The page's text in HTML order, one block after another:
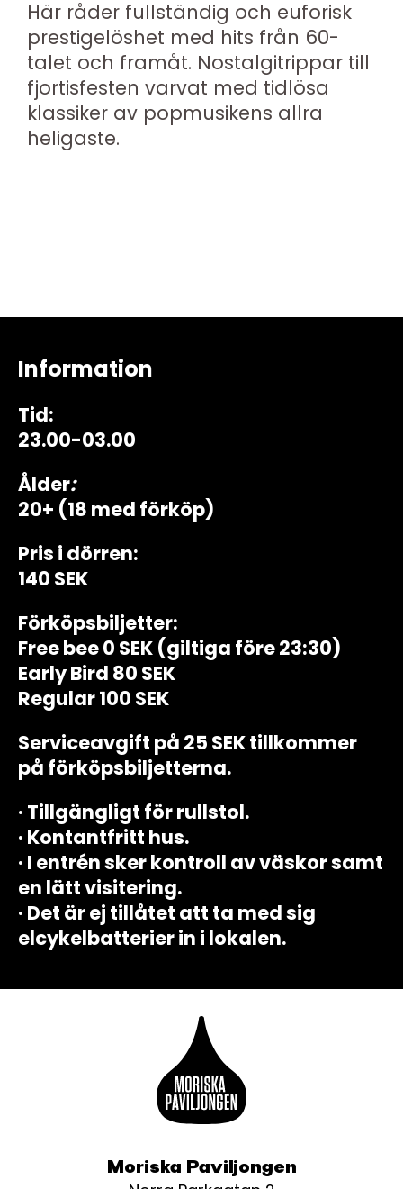
Här råder fullständig och euforisk
prestigelöshet med hits från 60-
talet och framåt. Nostalgitrippar till
fjortisfesten varvat med tidlösa
klassiker av popmusikens allra
heligaste.
Information
Tid:
23.00-03.00
Ålder:
20+ (18 med förköp)
Pris i dörren:
140 SEK
Förköpsbiljetter:
Free bee 0 SEK (giltiga före 23:30)
Early Bird 80 SEK
Regular 100 SEK
Serviceavgift på 25 SEK tillkommer
på förköpsbiljetterna.
· Tillgängligt för rullstol.
· Kontantfritt hus.
· I entrén sker kontroll av väskor samt
en lätt visitering.
· Det är ej tillåtet att ta med sig
elcykelbatterier in i lokalen.
Moriska Paviljongen